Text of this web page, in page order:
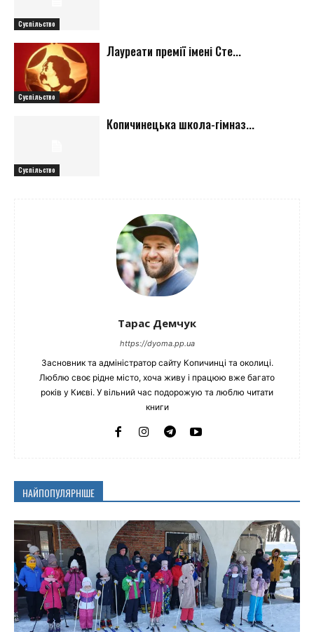
Суспільство
Суспільство
Лауреати премії імені Сте...
Суспільство
Копичинецька школа-гімназ...
Тарас Демчук
https://dyoma.pp.ua
Засновник та адміністратор сайту Копичинці та околиці.
Люблю своє рідне місто, хоча живу і працюю вже багато
років у Києві. У вільний час подорожую та люблю читати
книги
НАЙПОПУЛЯРНІШЕ